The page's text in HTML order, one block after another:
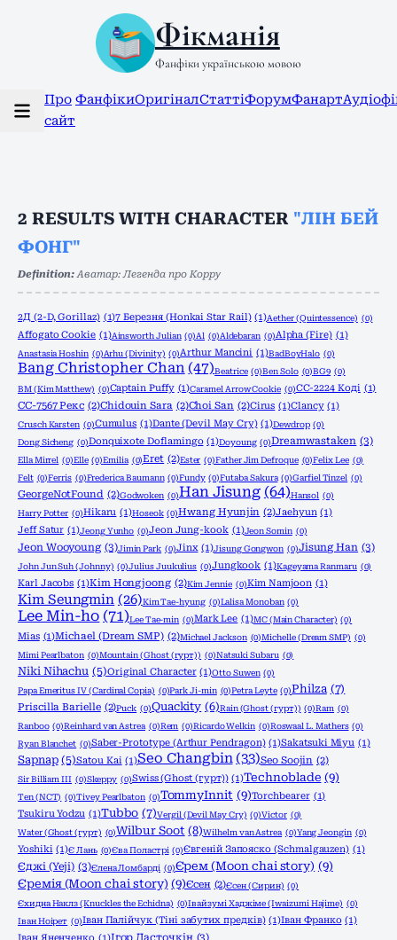
Фікманія
Фанфіки українською мовою
Про
сайт
ФанфікиОригіналСтаттіФорумФанарт
2 RESULTS WITH CHARACTER "ЛІН БЕЙ
ФОНГ"
Definition:Аватар: Легенда про Корру
2Д (2-D, Gorillaz) (1)7 Березня (Honkai Star Rail) (1)Aether (Quintessence) (0)
Affogato Cookie (1)Ainsworth Julian (0)Al (0)Aldebaran (0)Alpha (Fire) (1)
Anastasia Hoshin (0)Arhu (Divinity) (0)Arthur Mancini (1)BadBoyHalo (0)
Bang Christopher Chan (47)Beatrice (0)Ben Solo (0)BG9 (0)
BM (Kim Matthew) (0)Captain Puffy (1)Caramel Arrow Cookie (0)CC-2224 Коді (1)
CC-7567 Рекс (2)Chidouin Sara (2)Choi San (2)Cirus (1)Clancy (1)
Crusch Karsten (0)Cumulus (1)Dante (Devil May Cry) (1)Dewdrop (0)
Dong Sicheng (0)Donquixote Doflamingo (1)Doyoung (0)Dreamwastaken (3)
Ella Mirrel (0)Elle (0)Emilia (0)Eret (2)Ester (0)Father Jim Defroque (0)Felix Lee (0)
Felt (0)Ferris (0)Frederica Baumann (0)Fundy (0)Futaba Sakura (0)Garfiel Tinzel (0)
GeorgeNotFound (2)Godwoken (0)Han Jisung (64)Hansol (0)
Harry Potter (0)Hikaru (1)Hoseok (0)Hwang Hyunjin (2)Jaehyun (1)
Jeff Satur (1)Jeong Yunho (0)Jeon Jung-kook (1)Jeon Somin (0)
Jeon Wooyoung (3)Jimin Park (0)Jinx (1)Jisung Gongwon (0)Jisung Han (3)
John Jun Suh (Johnny) (0)Julius Juukulius (0)Jungkook (1)Kageyama Ranmaru (0)
Karl Jacobs (1)Kim Hongjoong (2)Kim Jennie (0)Kim Namjoon (1)
Kim Seungmin (26)Kim Tae-hyung (0)Lalisa Monoban (0)
Lee Min-ho (71)Lee Tae-min (0)Mark Lee (1)MC (Main Character) (0)
Mias (1)Michael (Dream SMP) (2)Michael Jackson (0)Michelle (Dream SMP) (0)
Mimi Pearlbaton (0)Mountain (Ghost (гурт)) (0)Natsuki Subaru (0)
Niki Nihachu (5)Original Character (1)Otto Suwen (0)
Papa Emeritus IV (Cardinal Copia) (0)Park Ji-min (0)Petra Leyte (0)Philza (7)
Priscilla Barielle (2)Puck (0)Quackity (6)Rain (Ghost (гурт)) (0)Ram (0)
Ranboo (0)Reinhard van Astrea (0)Rem (0)Ricardo Welkin (0)Roswaal L. Mathers (0)
Ryan Blanchet (0)Saber-Prototype (Arthur Pendragon) (1)Sakatsuki Miyu (1)
Sapnap (5)Satou Kai (1)Seo Changbin (33)Seo Soojin (2)
Sir Billiam III (0)Skeppy (0)Swiss (Ghost (гурт)) (1)Technoblade (9)
Ten (NCT) (0)Tivey Pearlbaton (0)TommyInnit (9)Torchbearer (1)
Tsukiru Yodzu (1)Tubbo (7)Vergil (Devil May Cry) (0)Victor (0)
Water (Ghost (гурт) (0)Wilbur Soot (8)Wilhelm van Astrea (0)Yang Jeongin (0)
Yoshiki (1)Є Лань (0)Єва Поластрі (0)Євгеній Запояско (Schmalgauzen) (1)
Єджі (Yeji) (3)Єлена Ломбарді (0)Єрем (Moon chai story) (9)
Єремія (Moon chai story) (9)Єсен (2)Єсен (Сирин) (0)
Єхидна Наклз (Knuckles the Echidna) (0)Івайзумі Хаджіме (Iwaizumi Hajime) (0)
Іван Ноірет (0)Іван Палійчук (Тіні забутих предків) (1)Іван Франко (1)
Іван Яненченко (1)Ігор Ласточкін (3)